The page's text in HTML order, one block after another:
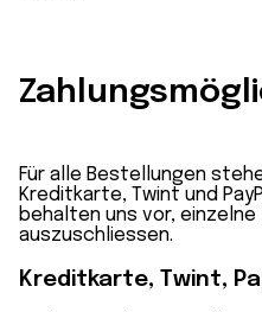
Für alle Bestellungen
Kreditkarte, Twint und
behalten uns vor,
auszuschliessen.
Kreditkarte, Twint,